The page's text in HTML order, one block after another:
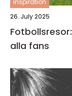
inspiration
26. July 2025
alla fans